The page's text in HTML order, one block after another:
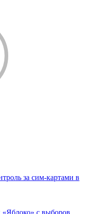
за сим-картами в
с выборов